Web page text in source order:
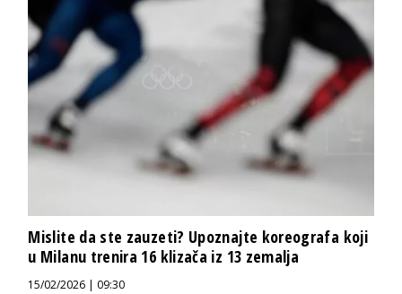
Mislite da ste zauzeti? Upoznajte koreografa koji
u Milanu trenira 16 klizača iz 13 zemalja
15/02/2026 | 09:30